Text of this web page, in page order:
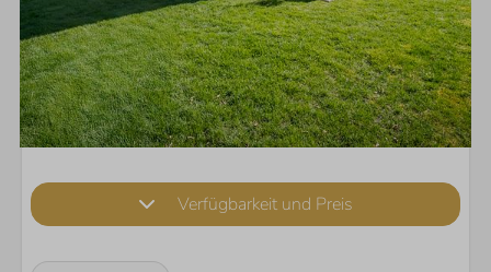
Verfügbarkeit und Preis